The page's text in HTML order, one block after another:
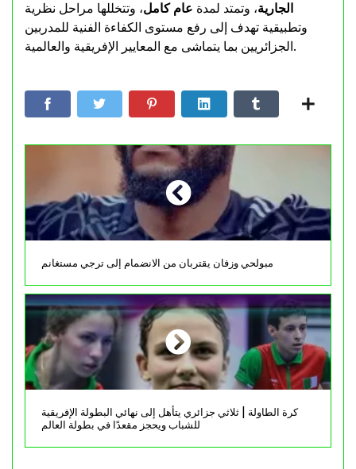
الجارية، وتمتد لمدة عام كامل، وتتخللها مراحل نظرية
وتطبيقية تهدف إلى رفع مستوى الكفاءة الفنية للمدربين
الجزائريين بما يتماشى مع المعايير الإفريقية والعالمية.
مبولحي وزفان يقتربان من الانضمام إلى ترجي مستغانم
كرة الطاولة | ثلاثي جزائري يتأهل إلى نهائي البطولة الإفريقية
للشباب ويحجز مقعدًا في بطولة العالم